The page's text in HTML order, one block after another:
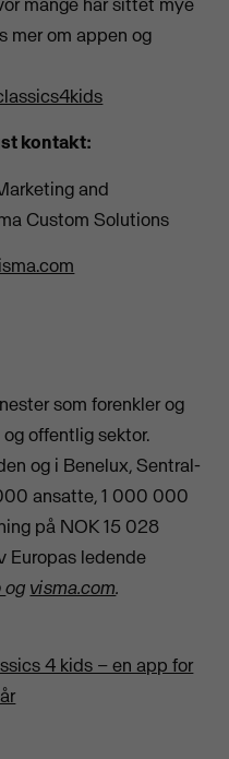
mer om appen og
kontakt:
and
Custom Solutions
som forenkler og
offentlig sektor.
og i Benelux, Sentral-
ansatte, 1 000 000
på NOK 15 028
Europas ledende
og visma.com.
4 kids – en app for